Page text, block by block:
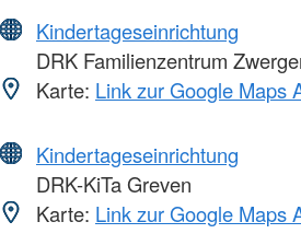
Kindertageseinrichtung
DRK Familienzentrum
Karte: Link zur Google Maps
Kindertageseinrichtung
DRK-KiTa Greven
Karte: Link zur Google Maps